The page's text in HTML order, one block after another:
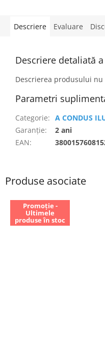
Produse asociate
Promoție -
Ultimele
produse în stoc
Descriere Evaluare
Descriere detaliată
Descrierea produsului
Parametri
Categorie: A CONDUS
Garanţie:
2 ani
EAN: